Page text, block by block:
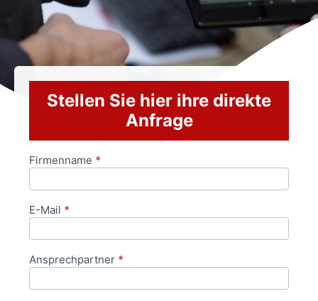
Stellen Sie hier ihre direkte
Anfrage
Anfrageformular
Firmenname *
E-Mail *
Ansprechpartner *